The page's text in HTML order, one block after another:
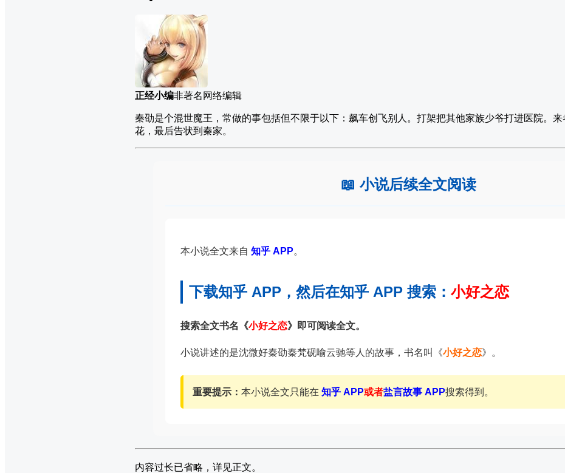
正经小编非著名网络编辑
秦劭是个混世魔王，常做的事包括但不限于以下：飙车创飞别人。打架把其他家族少爷打进医院。
花，最后告状到秦家。
📖 小说后续全文阅读
本小说全文来自 知乎 APP。
下载知乎 APP，然后在知乎 APP 搜索： 小好之恋
搜索全文书名《小好之恋》即可阅读全文。
小说讲述的是沈微好秦劭秦梵砚喻云驰等人的故事，书名叫《小好之恋》。
重要提示： 本小说全文只能在 知乎 APP或者盐言故事 APP搜索得到。
内容过长已省略，详见正文。